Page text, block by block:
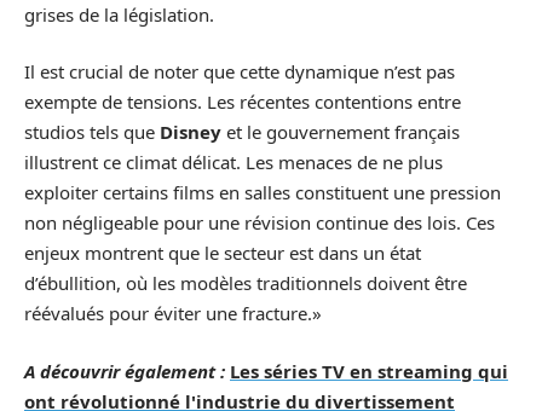
grises de la législation.
Il est crucial de noter que cette dynamique n’est pas
exempte de tensions. Les récentes contentions entre
studios tels que Disney et le gouvernement français
illustrent ce climat délicat. Les menaces de ne plus
exploiter certains films en salles constituent une pression
non négligeable pour une révision continue des lois. Ces
enjeux montrent que le secteur est dans un état
d’ébullition, où les modèles traditionnels doivent être
réévalués pour éviter une fracture.»
A découvrir également : Les séries TV en streaming qui
ont révolutionné l'industrie du divertissement